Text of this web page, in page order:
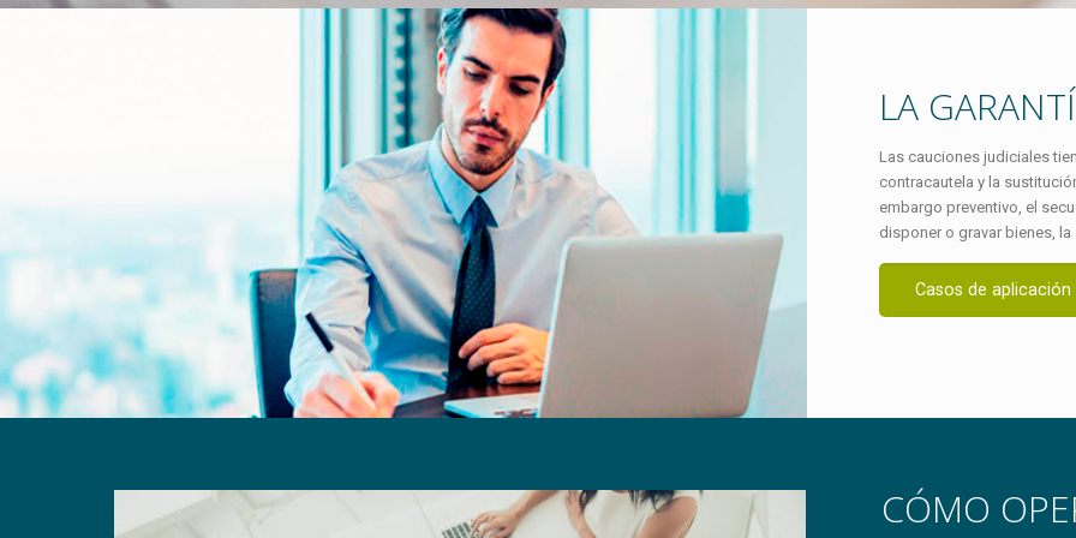
LA
Las cauciones judiciales
contracautela y la
embargo preventivo, el
disponer o gravar bienes,
Casos de aplicación
CÓMO